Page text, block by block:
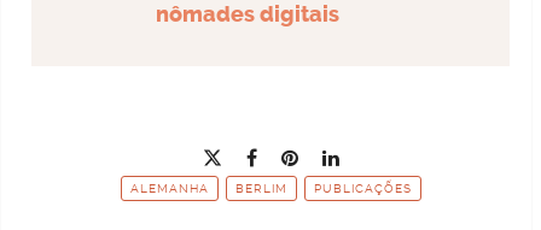
nômades digitais
ALEMANHA BERLIM PUBLICAÇÕES